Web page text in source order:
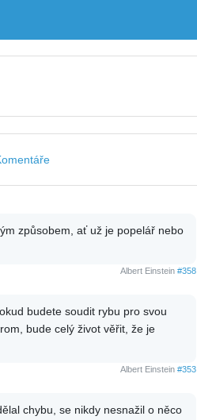
způsobem, ať už je popelář nebo
Albert Einstein #358
budete soudit rybu pro svou
bude celý život věřit, že je
Albert Einstein #353
chybu, se nikdy nesnažil o něco